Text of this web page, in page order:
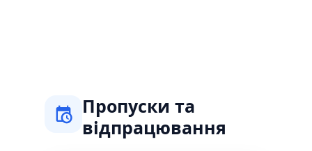
Пропуски та
відпрацювання